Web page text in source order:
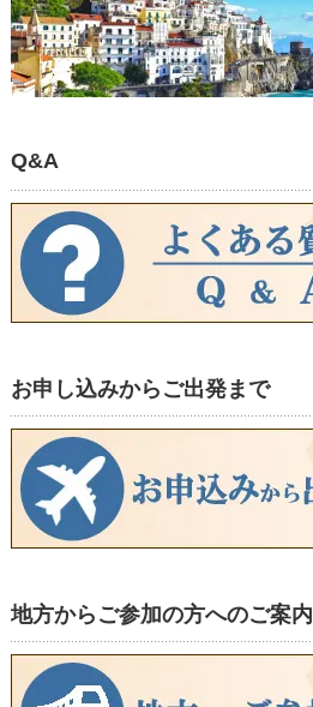
Q&A
お申し込みからご出発まで
地方からご参加の方へのご案内